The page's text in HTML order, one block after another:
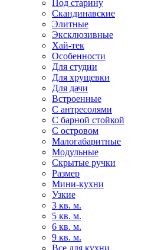
Под старину
Скандинавские
Элитные
Эксклюзивные
Хай-тек
Особенности
Для студии
Для хрущевки
Для дачи
Встроенные
С антресолями
С барной стойкой
С островом
Малогабаритные
Модульные
Скрытые ручки
Размер
Мини-кухни
Узкие
3 кв. м.
5 кв. м.
6 кв. м.
9 кв. м.
Все для кухни